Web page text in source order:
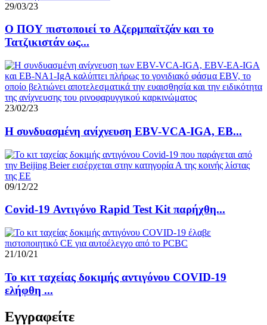
29/03/23
Ο ΠΟΥ πιστοποιεί το Αζερμπαϊτζάν και το
Τατζικιστάν ως...
23/02/23
Η συνδυασμένη ανίχνευση EBV-VCA-IGA, EB...
09/12/22
Covid-19 Αντιγόνο Rapid Test Kit παρήχθη...
21/10/21
Το κιτ ταχείας δοκιμής αντιγόνου COVID-19
ελήφθη ...
Εγγραφείτε